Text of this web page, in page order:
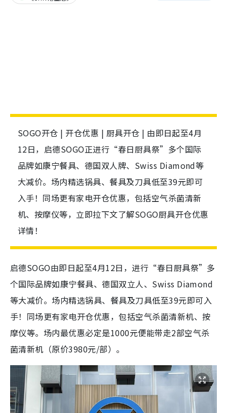
SOGO开仓 | 开仓优惠 | 厨具开仓 | 由即日起至4月
12日，启德SOGO正进行“春日厨具祭”多个国际
品牌如康宁餐具、德国双人牌、Swiss Diamond等
大减价。场内精选锅具、餐具及刀具低至39元即可
入手！同场更有家电开仓优惠，包括空气杀菌清新
机、按摩仪等，立即拉下文了解SOGO厨具开仓优惠
详情！
启德SOGO由即日起至4月12日，进行“春日厨具祭”多
个国际品牌如康宁餐具、德国双立人、Swiss Diamond
等大减价。场内精选锅具、餐具及刀具低至39元即可入
手！同场更有家电开仓优惠，包括空气杀菌清新机、按
摩仪等。场内最优惠必定是1000元便能带走2部空气杀
菌清新机（原价3980元/部）。